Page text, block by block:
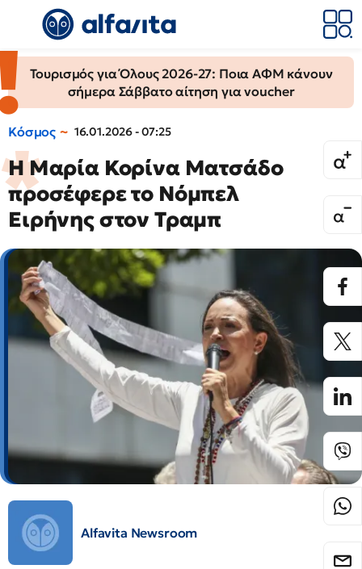
Τουρισμός για Όλους 2026-27: Ποια ΑΦΜ κάνουν
σήμερα Σάββατο αίτηση για voucher
Κόσμος 16.01.2026 - 07:25
Η Μαρία Κορίνα Ματσάδο
προσέφερε το Νόμπελ
Ειρήνης στον Τραμπ
Alfavita Newsroom